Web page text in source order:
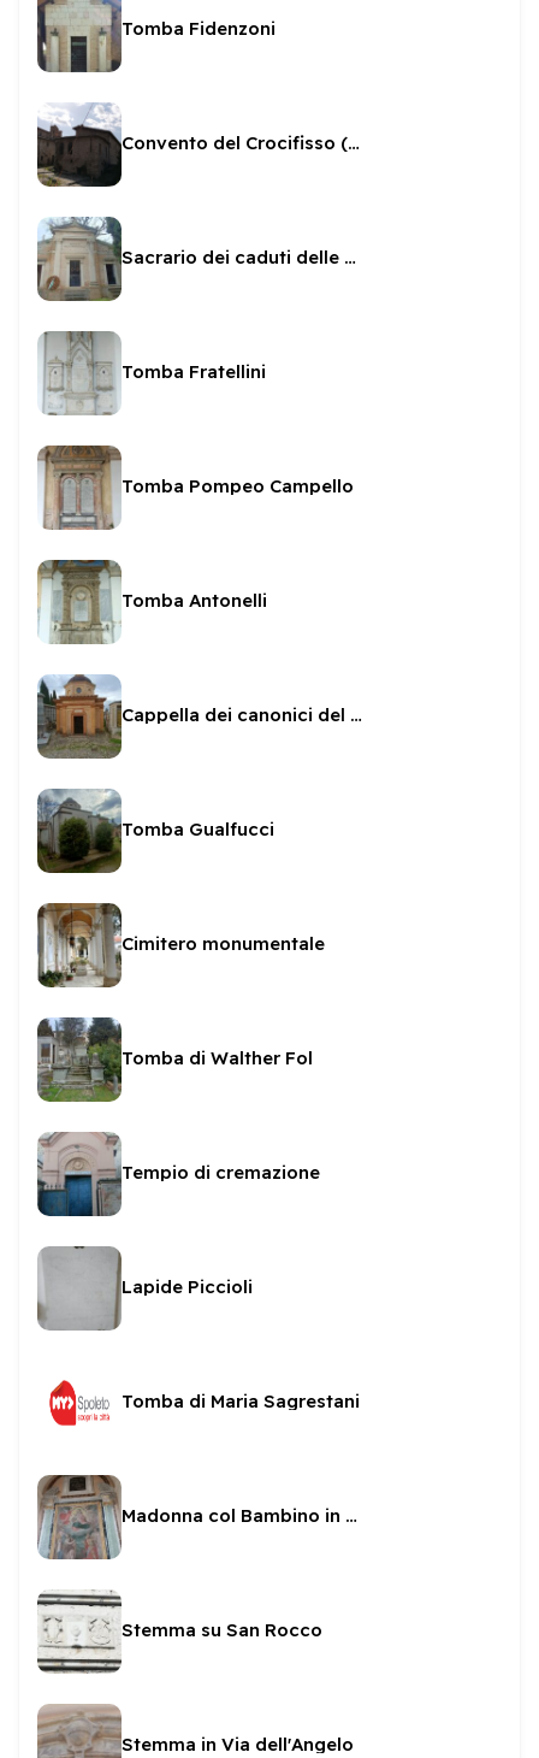
Tomba Fidenzoni
Convento del Crocifisso (di San Salvatore)
Sacrario dei caduti delle due guerre
Tomba Fratellini
Tomba Pompeo Campello
Tomba Antonelli
Cappella dei canonici del Duomo
Tomba Gualfucci
Cimitero monumentale
Tomba di Walther Fol
Tempio di cremazione
Lapide Piccioli
Tomba di Maria Sagrestani
Madonna col Bambino in gloria tra Santi in San Pietro
Stemma su San Rocco
Stemma in Via dell'Angelo